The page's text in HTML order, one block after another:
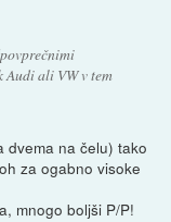
ali VW v tem
dvema na čelu) tako
za ogabno visoke
mnogo boljši P/P!